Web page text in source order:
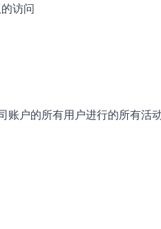
访问
户的所有用户进行的所有活